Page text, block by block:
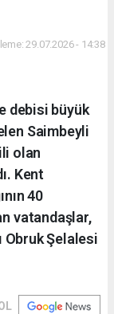
29.07.2026 - 14:38
debisi büyük
Saimbeyli
olan
Kent
40
vatandaşlar,
Obruk Şelalesi